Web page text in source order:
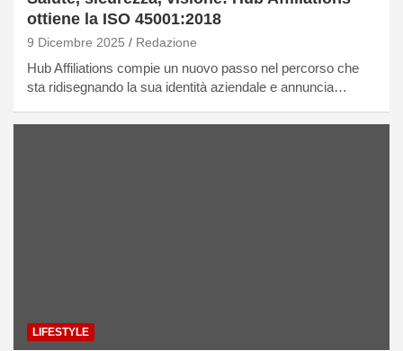
ottiene la ISO 45001:2018
9 Dicembre 2025 Redazione
Hub Affiliations compie un nuovo passo nel percorso che
sta ridisegnando la sua identità aziendale e annuncia…
LIFESTYLE